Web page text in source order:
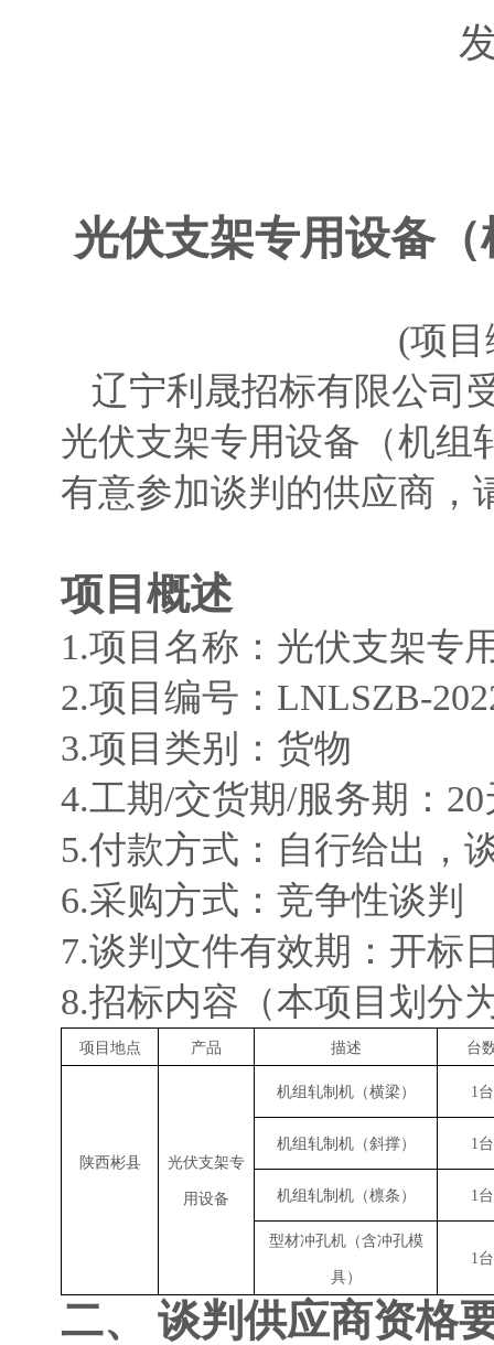
光伏支架专用设备
(项目
辽宁利晟招标有限公司
光伏支架专用设备（机组
有意参加谈判的供应商 ，
项目概述
1.项目名称： 光伏支架专
2.项目 编号： LNLSZB-
3.项目类别： 货物
4.工期/交货期/服务期：20
5.付款方式： 自行给出，
6.采购方式：竞争性谈判
7.谈判文件有效期 ：开标
8.招标内容（本项目划分
项目地点 产品 描述 台
陕西彬县 光伏支架专
用设备
机组轧制机（横梁） 1台
机组轧制机（斜撑） 1台
机组轧制机（檩条） 1台
型材冲孔机（含冲孔模
具）
1台
二、 谈判供应商资格